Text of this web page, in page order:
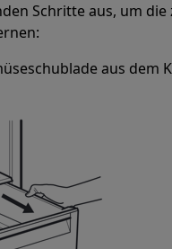
Schritte aus, um
aus dem